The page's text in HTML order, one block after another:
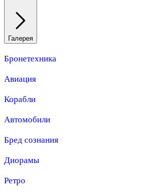
Галерея
Бронетехника
Авиация
Корабли
Автомобили
Бред сознания
Диорамы
Ретро